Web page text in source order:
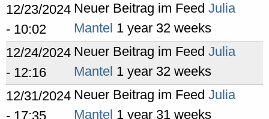
12/23/2024
- 10:02
Neuer Beitrag im Feed Julia
Mantel 1 year 32 weeks
12/24/2024
- 12:16
Neuer Beitrag im Feed Julia
Mantel 1 year 32 weeks
12/31/2024
- 17:35
Neuer Beitrag im Feed Julia
Mantel 1 year 31 weeks